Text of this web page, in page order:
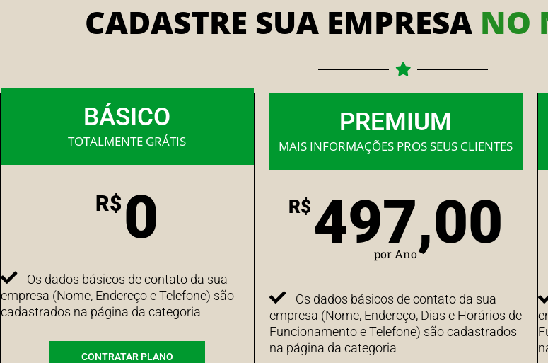
CADASTRE SUA EMPRESA NO
BÁSICO
TOTALMENTE GRÁTIS
R$0
Os dados básicos de contato da sua
empresa (Nome, Endereço e Telefone) são
cadastrados na página da categoria
CONTRATAR PLANO
PREMIUM
MAIS INFORMAÇÕES PROS SEUS CLIENTES
R$ 497,00
por Ano
Os dados básicos de contato da sua
empresa (Nome, Endereço, Dias e Horários de
Funcionamento e Telefone) são cadastrados
na página da categoria